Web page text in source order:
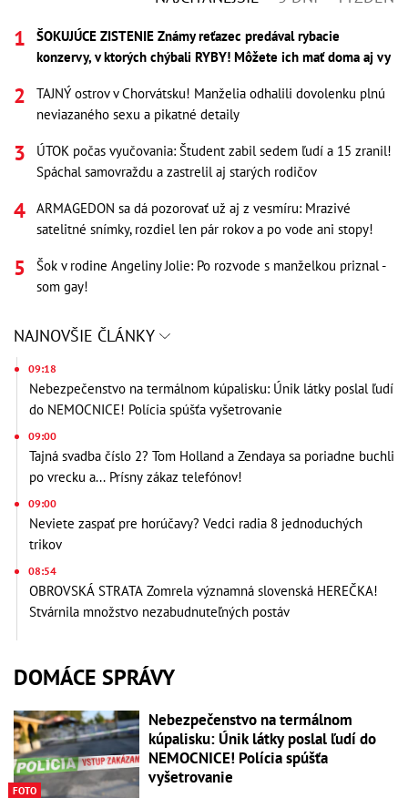
ŠOKUJÚCE ZISTENIE Známy reťazec predával rybacie
konzervy, v ktorých chýbali RYBY! Môžete ich mať doma aj vy
TAJNÝ ostrov v Chorvátsku! Manželia odhalili dovolenku plnú
neviazaného sexu a pikatné detaily
ÚTOK počas vyučovania: Študent zabil sedem ľudí a 15 zranil!
Spáchal samovraždu a zastrelil aj starých rodičov
ARMAGEDON sa dá pozorovať už aj z vesmíru: Mrazivé
satelitné snímky, rozdiel len pár rokov a po vode ani stopy!
Šok v rodine Angeliny Jolie: Po rozvode s manželkou priznal -
som gay!
NAJNOVŠIE ČLÁNKY
09:18
Nebezpečenstvo na termálnom kúpalisku: Únik látky poslal ľudí
do NEMOCNICE! Polícia spúšťa vyšetrovanie
09:00
Tajná svadba číslo 2? Tom Holland a Zendaya sa poriadne buchli
po vrecku a... Prísny zákaz telefónov!
09:00
Neviete zaspať pre horúčavy? Vedci radia 8 jednoduchých
trikov
08:54
OBROVSKÁ STRATA Zomrela významná slovenská HEREČKA!
Stvárnila množstvo nezabudnuteľných postáv
DOMÁCE SPRÁVY
FOTO
Nebezpečenstvo na termálnom
kúpalisku: Únik látky poslal ľudí do
NEMOCNICE! Polícia spúšťa
vyšetrovanie